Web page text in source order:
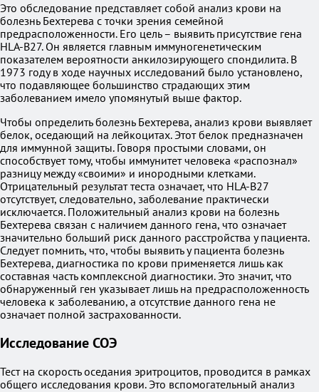
Это обследование представляет собой анализ крови на
болезнь Бехтерева с точки зрения семейной
предрасположенности. Его цель – выявить присутствие гена
HLA-B27. Он является главным иммуногенетическим
показателем вероятности анкилозирующего спондилита. В
1973 году в ходе научных исследований было установлено,
что подавляющее большинство страдающих этим
заболеванием имело упомянутый выше фактор.
Чтобы определить болезнь Бехтерева, анализ крови выявляет
белок, оседающий на лейкоцитах. Этот белок предназначен
для иммунной защиты. Говоря простыми словами, он
способствует тому, чтобы иммунитет человека «распознал»
разницу между «своими» и инородными клетками.
Отрицательный результат теста означает, что HLA-B27
отсутствует, следовательно, заболевание практически
исключается. Положительный анализ крови на болезнь
Бехтерева связан с наличием данного гена, что означает
значительно больший риск данного расстройства у пациента.
Следует помнить, что, чтобы выявить у пациента болезнь
Бехтерева, диагностика по крови применяется лишь как
составная часть комплексной диагностики. Это значит, что
обнаруженный ген указывает лишь на предрасположенность
человека к заболеванию, а отсутствие данного гена не
означает полной застрахованности.
Исследование СОЭ
Тест на скорость оседания эритроцитов, проводится в рамках
общего исследования крови. Это вспомогательный анализ